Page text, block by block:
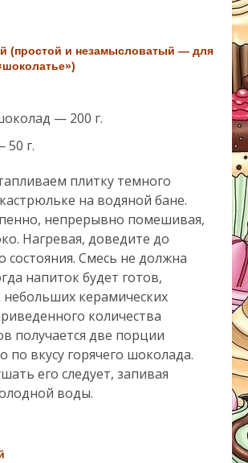
(простой и незамысловатый — для
— 200 г.
г.
плитку темного
на водяной бане.
непрерывно помешивая,
Нагревая, доведите до
состояния. Смесь не должна
напиток будет готов,
керамических
количества
получается две порции
по вкусу горячего шоколада.
его следует, запивая
воды.